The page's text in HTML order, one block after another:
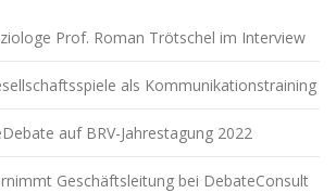
Prof. Roman Trötschel im Interview
als Kommunikationstraining
auf BRV-Jahrestagung 2022
Geschäftsleitung bei DebateConsult